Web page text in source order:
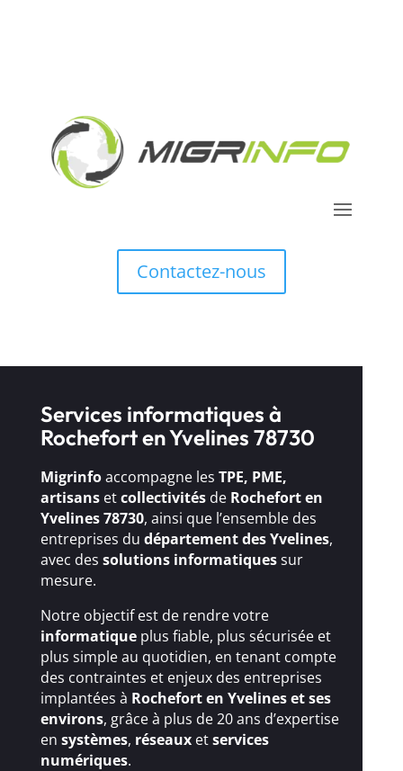
Contactez-nous
Services informatiques à
Rochefort en Yvelines 78730
Migrinfoaccompagne les TPE, PME,
artisansetcollectivitésde Rochefort en
Yvelines 78730, ainsi que l’ensemble des
entreprises du département des Yvelines,
avec des solutions informatiquessur
mesure.
Notre objectif est de rendre votre
informatiqueplus fiable, plus sécurisée et
plus simple au quotidien, en tenant compte
des contraintes et enjeux des entreprises
implantées à Rochefort en Yvelines et ses
environs, grâce à plus de 20 ans d’expertise
en systèmes, réseauxetservices
numériques.